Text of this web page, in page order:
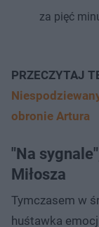
za pięć
PRZECZYTAJ
obronie Artura
"Na
Miłosza
Tymczasem w
huśtawka